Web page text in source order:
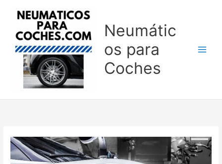
Neumátic
os para
Coches